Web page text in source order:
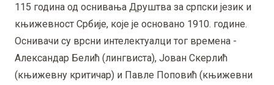
115 година од оснивања Друштва за српски језик и
књижевност Србије, које је основано 1910. године.
Оснивачи су врсни интелектуалци тог времена -
Александар Белић (лингвиста), Јован Скерлић
(књижевну критичар) и Павле Поповић (књижевни